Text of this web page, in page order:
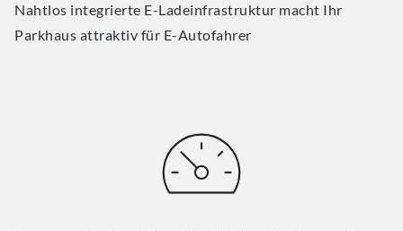
Nahtlos integrierte E-Ladeinfrastruktur macht Ihr
Parkhaus attraktiv für E-Autofahrer